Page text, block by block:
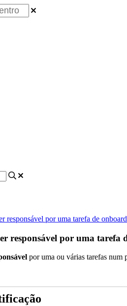
responsável por uma tarefa de
responsável por uma tarefa
ável por uma ou várias tarefas num
ção